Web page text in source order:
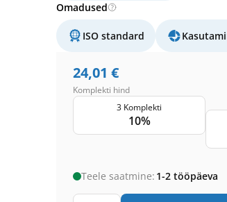
Omadused
ISO standard
24,01 €
Komplekti hind
3 Komplekti
10%
Teele saatmine: 1-2 tööpäeva